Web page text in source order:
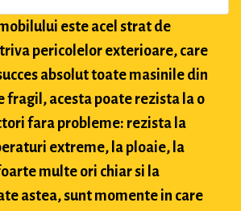
este acel strat de
pericolelor exterioare, care
absolut toate masinile din
fragil, acesta poate rezista la o
fara probleme: rezista la
extreme, la ploaie, la
multe ori chiar si la
astea, sunt momente in care